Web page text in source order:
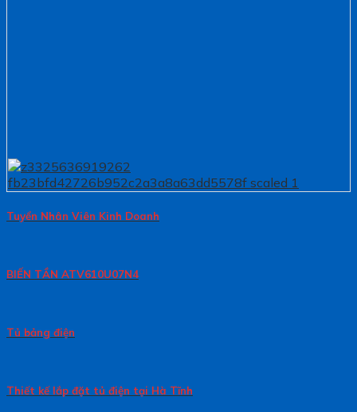
Tuyển Nhân Viên Kinh Doanh
BIẾN TẦN ATV610U07N4
Tủ bảng điện
Thiết kế lắp đặt tủ điện tại Hà Tĩnh